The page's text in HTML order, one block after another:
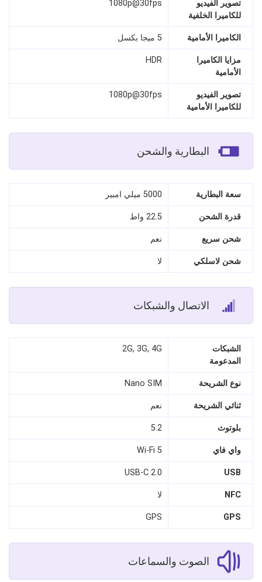
تصوير الفيديو
للكاميرا الخلفية
1080p@30fps
الكاميرا الأمامية 5 ميجا بكسل
مزايا الكاميرا
الأمامية
HDR
تصوير الفيديو
للكاميرا الأمامية
1080p@30fps
البطارية والشحن
سعة البطارية 5000 ميلي امبير
قدرة الشحن 22.5 واط
شحن سريع نعم
شحن لاسلكي لا
الاتصال والشبكات
الشبكات
المدعومة
2G, 3G, 4G
نوع الشريحة Nano SIM
ثنائي الشريحة نعم
بلوتوث 5.2
واي فاي Wi-Fi 5
USB
USB-C 2.0
NFC لا
GPS
GPS
الصوت والسماعات